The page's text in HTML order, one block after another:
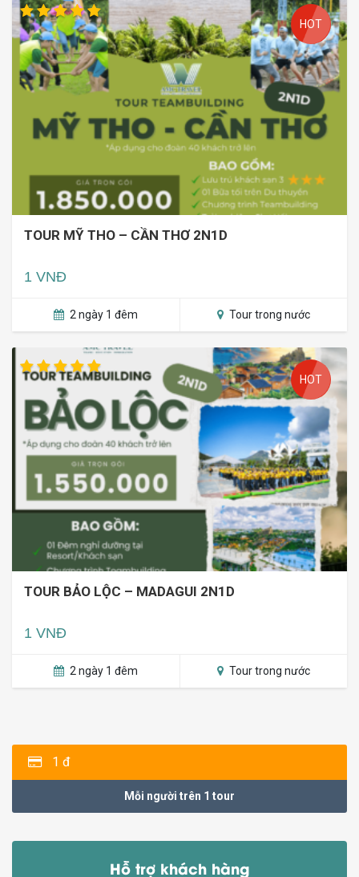
HOT
TOUR MỸ THO – CẦN THƠ 2N1D
1 VNĐ
2 ngày 1 đêm Tour trong nước
HOT
TOUR BẢO LỘC – MADAGUI 2N1D
1 VNĐ
2 ngày 1 đêm Tour trong nước
1 đ
Mỗi người trên 1 tour
Hỗ trợ khách hàng